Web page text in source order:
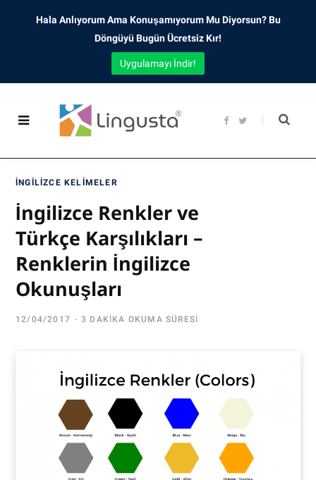
F
b
t
İNGILIZCE KELIMELER
İngilizce Renkler ve
Türkçe Karşılıkları –
Renklerin İngilizce
Okunuşları
12/04/2017 3 DAKIKA OKUMA SÜRESI
Hala Anlıyorum Ama Konuşamıyorum Mu Diyorsun? Bu
Döngüyü Bugün Ücretsiz Kır!
Uygulamayı İndir!